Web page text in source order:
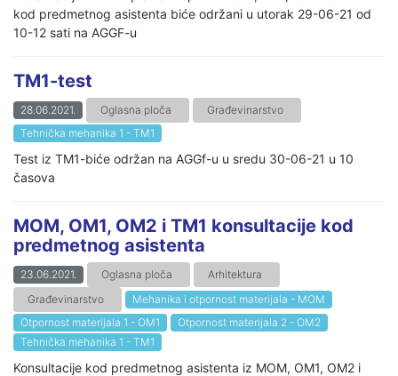
kod predmetnog asistenta biće održani u utorak 29-06-21 od
10-12 sati na AGGF-u
TM1-test
28.06.2021. Oglasna ploča
Građevinarstvo
Tehnička mehanika 1 - TM1
Test iz TM1-biće održan na AGGf-u u sredu 30-06-21 u 10
časova
MOM, OM1, OM2 i TM1 konsultacije kod
predmetnog asistenta
23.06.2021. Oglasna ploča
Arhitektura
Građevinarstvo
Mehanika i otpornost materijala - MOM
Otpornost materijala 1 - OM1
Otpornost materijala 2 - OM2
Tehnička mehanika 1 - TM1
Konsultacije kod predmetnog asistenta iz MOM, OM1, OM2 i